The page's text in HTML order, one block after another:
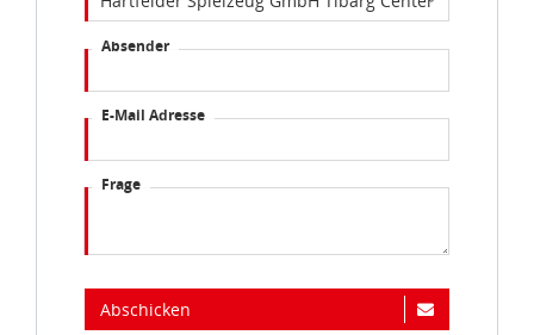
Absender
E-Mail Adresse
Frage
Abschicken